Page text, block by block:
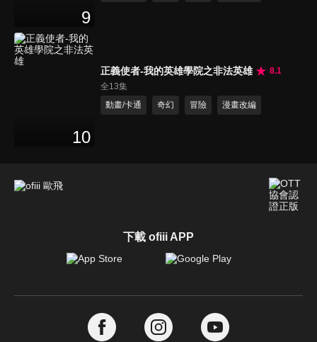
9
10
正義使者-我的英雄學院之非法英雄
8.1
全13集
動畫/卡通
奇幻 冒險 漫畫改編
下載 ofiii APP